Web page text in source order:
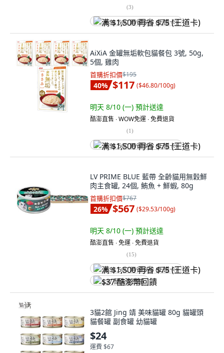
(3)
满 $1,500 再省 $75 (王道卡)
AiXiA 金罐無垢軟包貓餐包 3號, 50g,
5個, 雞肉
首購折扣價$195
40% $117 ($46.80/100g)
明天 8/10 (一) 預計送達
酷澎直售 ∙ WOW免運 ∙ 免費退貨
(1)
满 $1,500 再省 $75 (王道卡)
LV PRIME BLUE 藍帶 全齡貓用無穀鮮
肉主食罐, 24個, 鮪魚 + 鮮蝦, 80g
首購折扣價$767
26% $567 ($29.53/100g)
明天 8/10 (一) 預計送達
酷澎直售 ∙ 免運 ∙ 免費退貨
(15)
满 $1,500 再省 $75 (王道卡)
$37 酷澎幣回饋
3貓2館 Jing 靖 美味貓罐 80g 貓罐頭
貓餐罐 副食罐 幼貓罐
$24
運費 $67